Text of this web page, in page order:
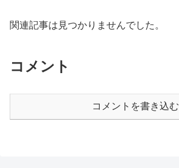
関連記事は見つかりませんでした。
コメント
コメントを書き込む